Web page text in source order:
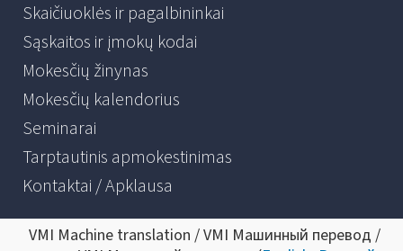
Skaičiuoklės ir pagalbininkai
Sąskaitos ir įmokų kodai
Mokesčių žinynas
Mokesčių kalendorius
Seminarai
Tarptautinis apmokestinimas
Kontaktai / Apklausa
VMI Machine translation / VMI Машинный перевод /